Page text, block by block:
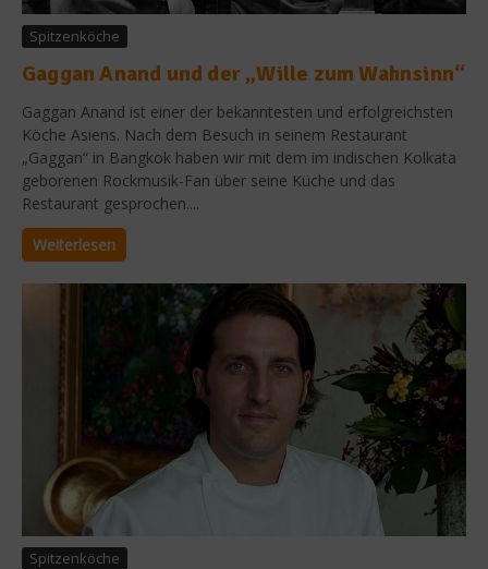
Spitzenköche
Gaggan Anand und der „Wille zum Wahnsinn“
Gaggan Anand ist einer der bekanntesten und erfolgreichsten
Köche Asiens. Nach dem Besuch in seinem Restaurant
„Gaggan“ in Bangkok haben wir mit dem im indischen Kolkata
geborenen Rockmusik-Fan über seine Küche und das
Restaurant gesprochen....
Weiterlesen
Spitzenköche